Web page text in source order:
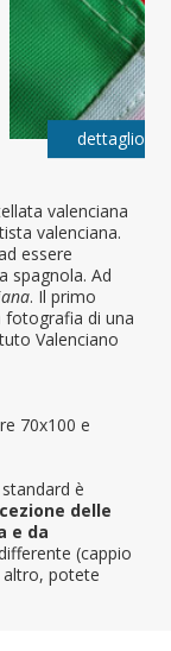
valenciana
valenciana.
essere
spagnola. Ad
. Il primo
fotografia di una
Valenciano
70x100 e
è
delle
e da
(cappio
potete
dettaglio